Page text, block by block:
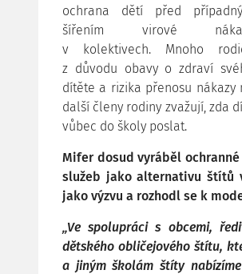
ochrana dětí před
šířením virové
v kolektivech. Mnoho
z důvodu obavy o zdraví
dítěte a rizika přenosu nákazy
další členy rodiny zvažují, zda
vůbec do školy poslat.
Mifer dosud vyráběl
služeb jako alternativu štítů
jako výzvu a rozhodl se k
„Ve spolupráci s obcemi,
dětského obličejového štítu,
a jiným školám štíty